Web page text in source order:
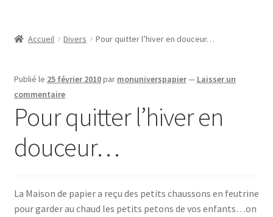
A propos
Accueil Divers Pour quitter l’hiver en douceur…
Publié le 25 février 2010par monuniverspapier— Laisser un
commentaire
Pour quitter l’hiver en
douceur…
La Maison de papier a reçu des petits chaussons en feutrine
pour garder au chaud les petits petons de vos enfants…on